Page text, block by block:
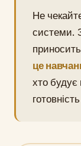
Не
системи.
це
хто будує